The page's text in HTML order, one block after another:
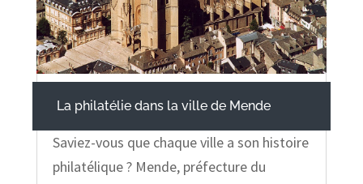
La philatélie dans la ville de Mende
Saviez-vous que chaque ville a son histoire
philatélique ? Mende, préfecture du